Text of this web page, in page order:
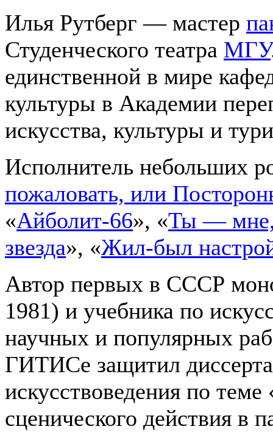
Илья Рутберг — мастер
Студенческого театра МГУ
единственной в мире
культуры в Академии
искусства, культуры и
Исполнитель небольших
пожаловать, или
«Айболит-66», «Ты —
звезда», «Жил-был
Автор первых в СССР
1981) и учебника по
научных и популярных
ГИТИСе защитил
искусствоведения по
сценического действия в